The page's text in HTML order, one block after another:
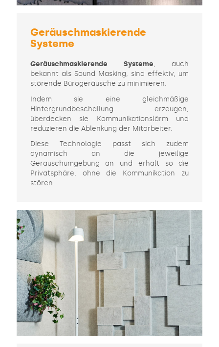
Geräuschmaskierende
Systeme
Geräuschmaskierende Systeme, auch
bekannt als Sound Masking, sind effektiv, um
störende Bürogeräusche zu minimieren.
Indem sie eine gleichmäßige
Hintergrundbeschallung erzeugen,
überdecken sie Kommunikationslärm und
reduzieren die Ablenkung der Mitarbeiter.
Diese Technologie passt sich zudem
dynamisch an die jeweilige
Geräuschumgebung an und erhält so die
Privatsphäre, ohne die Kommunikation zu
stören.